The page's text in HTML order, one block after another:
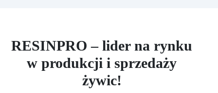
RESINPRO – lider na rynku
w produkcji i sprzedaży
żywic!